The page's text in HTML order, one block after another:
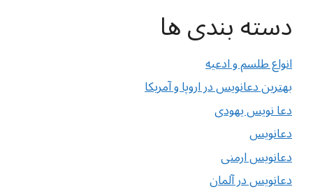
دسته بندی ها
انواع طلسم و ادعیه
بهترین دعانویس در اروپا و آمریکا
دعا نویس یهودی
دعانویس
دعانویس ارمنی
دعانویس در آلمان